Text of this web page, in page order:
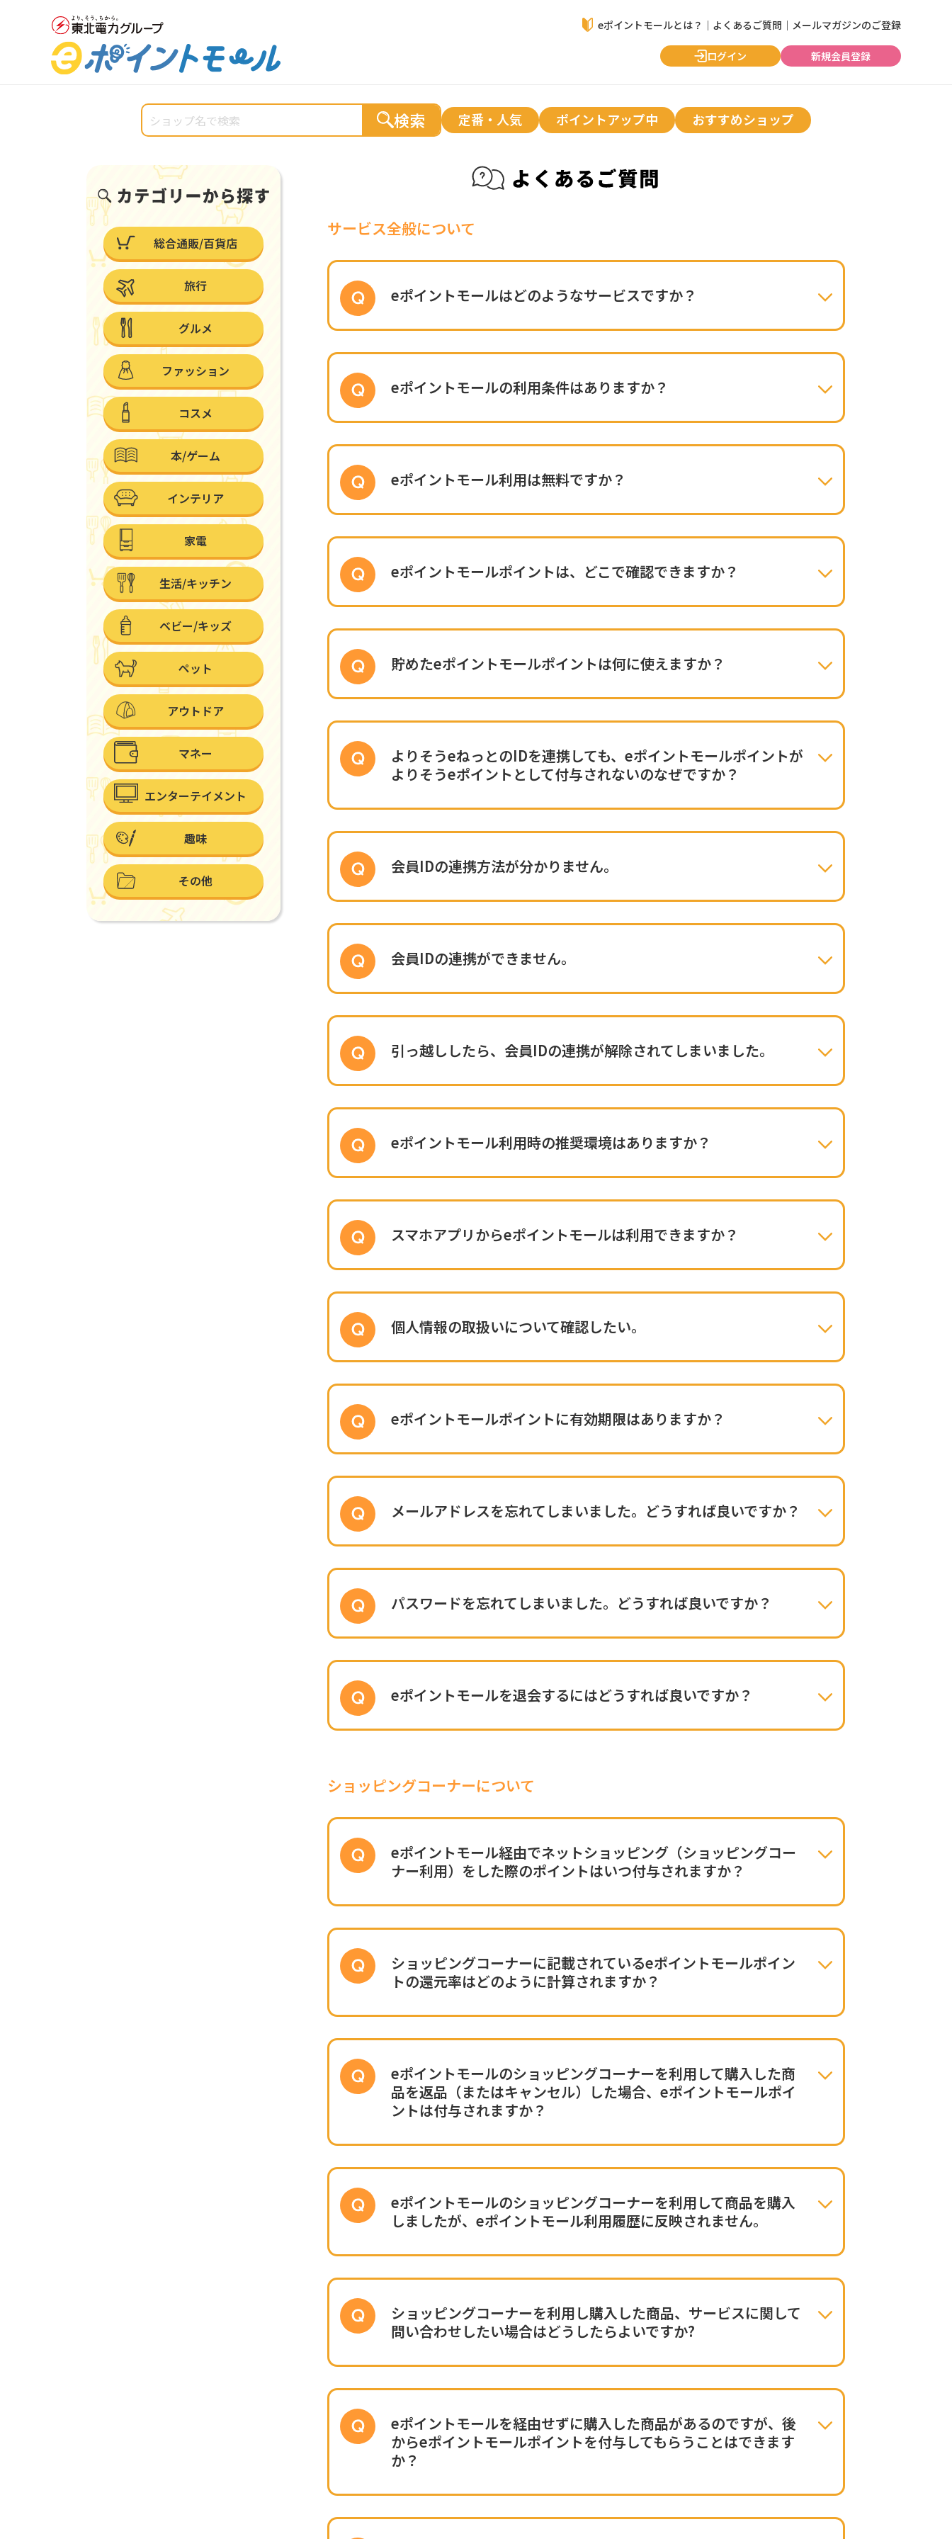
eポイントモールとは？ ｜ よくあるご質問 ｜ メールマガジンのご登録
ログイン 新規会員登録
検索 定番・人気 ポイントアップ中 おすすめショップ
総合通販/百貨店
旅行
グルメ
ファッション
コスメ
本/ゲーム
インテリア
家電
生活/キッチン
ベビー/キッズ
ペット
アウトドア
マネー
エンターテイメント
趣味
その他
サービス全般について
eポイントモールはどのようなサービスですか？
eポイントモールの利用条件はありますか？
eポイントモール利用は無料ですか？
eポイントモールポイントは、どこで確認できますか？
貯めたeポイントモールポイントは何に使えますか？
よりそうeねっとのIDを連携しても、eポイントモールポイントが
よりそうeポイントとして付与されないのなぜですか？
会員IDの連携方法が分かりません。
会員IDの連携ができません。
引っ越ししたら、会員IDの連携が解除されてしまいました。
eポイントモール利用時の推奨環境はありますか？
スマホアプリからeポイントモールは利用できますか？
個人情報の取扱いについて確認したい。
eポイントモールポイントに有効期限はありますか？
メールアドレスを忘れてしまいました。どうすれば良いですか？
パスワードを忘れてしまいました。どうすれば良いですか？
eポイントモールを退会するにはどうすれば良いですか？
ショッピングコーナーについて
eポイントモール経由でネットショッピング（ショッピングコー
ナー利用）をした際のポイントはいつ付与されますか？
ショッピングコーナーに記載されているeポイントモールポイン
トの還元率はどのように計算されますか？
eポイントモールのショッピングコーナーを利用して購入した商
品を返品（またはキャンセル）した場合、eポイントモールポイ
ントは付与されますか？
eポイントモールのショッピングコーナーを利用して商品を購入
しましたが、eポイントモール利用履歴に反映されません。
ショッピングコーナーを利用し購入した商品、サービスに関して
問い合わせしたい場合はどうしたらよいですか?
eポイントモールを経由せずに購入した商品があるのですが、後
からeポイントモールポイントを付与してもらうことはできます
か？